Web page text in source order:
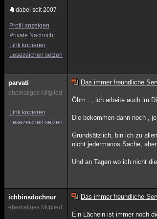
dabei seit 2007
Profil anzeigen
Private Nachricht
Link kopieren
Lesezeichen setzen
parvati
ehemaliges Mitglied
Link kopieren
Lesezeichen setzen
Das immer freundliche
Öhm..., ich arbeite auch im
Die bekommen dann noch ,
Grundsätzlich, bin ich zu
nicht jedermanns Sache,
Und an Tagen wo ich nicht
ichbinsdochnur
ehemaliges Mitglied
Das immer freundliche
Ein Lächeln ist immer noch